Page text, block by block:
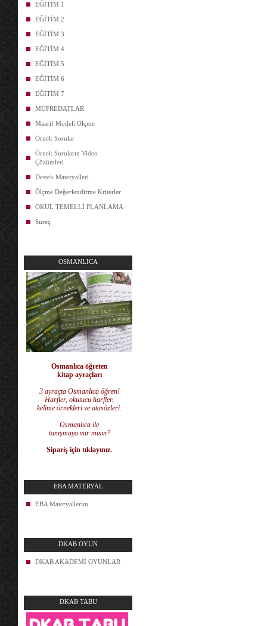
EĞİTİM 1
EĞİTİM 2
EĞİTİM 3
EĞİTİM 4
EĞİTİM 5
EĞİTİM 6
EĞİTİM 7
MÜFREDATLAR
Maarif Modeli Ölçme
Örnek Sorular
Örnek Soruların Video
Çözümleri
Destek Materyalleri
Ölçme Değerlendirme Kriterler
OKUL TEMELLİ PLANLAMA
Süreç
OSMANLICA
Osmanlıca öğreten
kitap ayraçları
3 ayraçta Osmanlıca öğren!
Harfler, okutucu harfler,
kelime örnekleri ve atasözleri.
Osmanlıca ile
tanışmaya var mısın?
Sipariş için tıklayınız.
EBA MATERYAL
EBA Materyallerim
DKAB OYUN
DKAB AKADEMİ OYUNLAR
DKAB TABU